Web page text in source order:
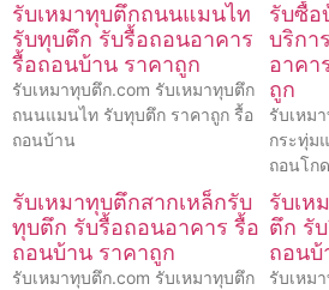
รับเหมาทุบตึกถนนแมนไท
รับทุบตึก รับรื้อถอนอาคาร
รื้อถอนบ้าน ราคาถูก
รับเหมาทุบตึก.com รับเหมาทุบตึก
ถนนแมนไท รับทุบตึก ราคาถูก รื้อ
ถอนบ้าน
รับซื้อ
บริกา
อาคา
ถูก
รับเหม
กระทุ่ม
ถอนโกด
รับเหมาทุบตึกสากเหล็กรับ
ทุบตึก รับรื้อถอนอาคาร รื้อ
ถอนบ้าน ราคาถูก
รับเหมาทุบตึก.com รับเหมาทุบตึก
รับเห
ตึก รั
ถอนบ้
รับเหม